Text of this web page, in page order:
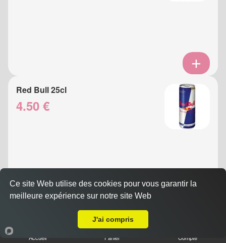
Red Bull 25cl
4.50 €
3.50 €
Accueil Panier Compte
Ce site Web utilise des cookies pour vous garantir la
meilleure expérience sur notre site Web
J'ai compris